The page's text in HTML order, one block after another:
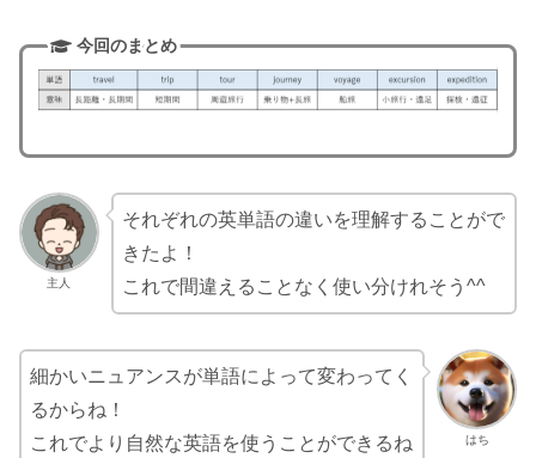
今回のまとめ
主人
それぞれの英単語の違いを理解することがで
きたよ！
これで間違えることなく使い分けれそう^^
はち
細かいニュアンスが単語によって変わってく
るからね！
これでより自然な英語を使うことができるね